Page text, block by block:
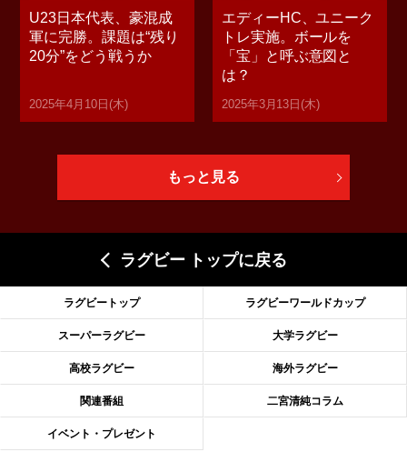
U23日本代表、豪混成
軍に完勝。課題は“残り
20分”をどう戦うか
2025年4月10日(木)
エディーHC、ユニーク
トレ実施。ボールを
「宝」と呼ぶ意図と
は？
2025年3月13日(木)
もっと見る
ラグビー トップに戻る
ラグビートップ ラグビーワールドカップ
スーパーラグビー 大学ラグビー
高校ラグビー 海外ラグビー
関連番組 二宮清純コラム
イベント・プレゼント